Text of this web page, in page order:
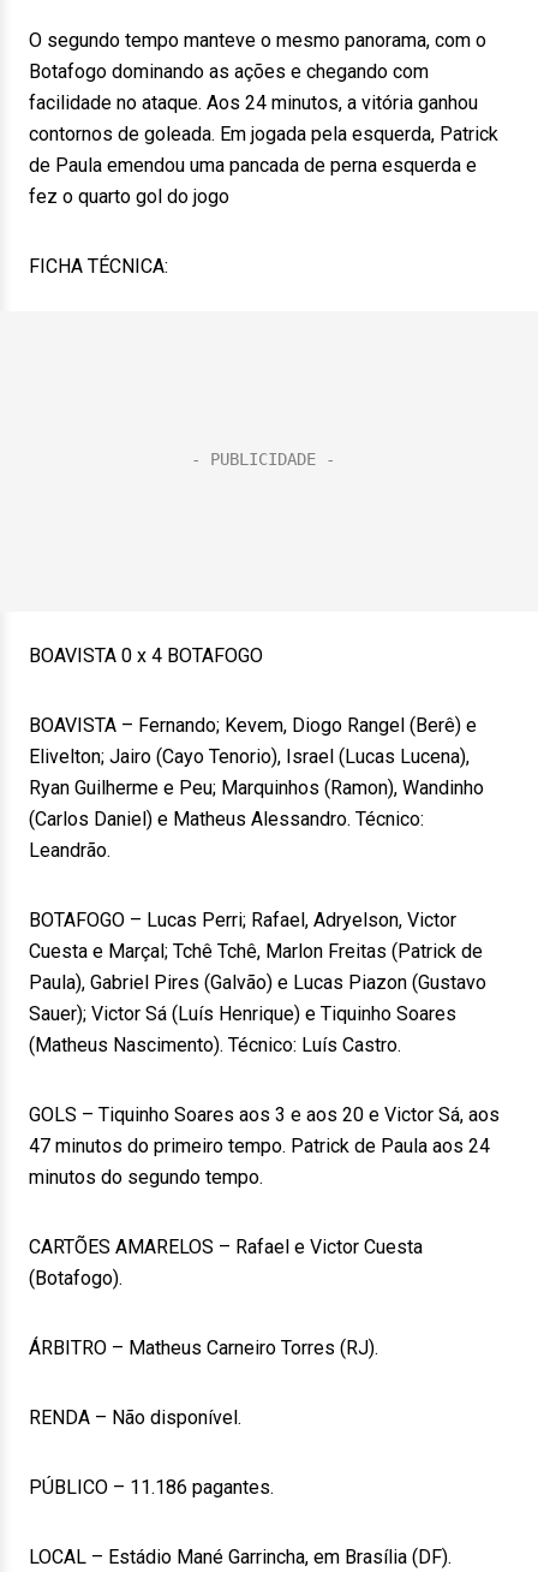
O segundo tempo manteve o mesmo panorama, com o
Botafogo dominando as ações e chegando com
facilidade no ataque. Aos 24 minutos, a vitória ganhou
contornos de goleada. Em jogada pela esquerda, Patrick
de Paula emendou uma pancada de perna esquerda e
fez o quarto gol do jogo
FICHA TÉCNICA:
BOAVISTA 0 x 4 BOTAFOGO
BOAVISTA – Fernando; Kevem, Diogo Rangel (Berê) e
Elivelton; Jairo (Cayo Tenorio), Israel (Lucas Lucena),
Ryan Guilherme e Peu; Marquinhos (Ramon), Wandinho
(Carlos Daniel) e Matheus Alessandro. Técnico:
Leandrão.
BOTAFOGO – Lucas Perri; Rafael, Adryelson, Victor
Cuesta e Marçal; Tchê Tchê, Marlon Freitas (Patrick de
Paula), Gabriel Pires (Galvão) e Lucas Piazon (Gustavo
Sauer); Victor Sá (Luís Henrique) e Tiquinho Soares
(Matheus Nascimento). Técnico: Luís Castro.
GOLS – Tiquinho Soares aos 3 e aos 20 e Victor Sá, aos
47 minutos do primeiro tempo. Patrick de Paula aos 24
minutos do segundo tempo.
CARTÕES AMARELOS – Rafael e Victor Cuesta
(Botafogo).
ÁRBITRO – Matheus Carneiro Torres (RJ).
RENDA – Não disponível.
PÚBLICO – 11.186 pagantes.
LOCAL – Estádio Mané Garrincha, em Brasília (DF).